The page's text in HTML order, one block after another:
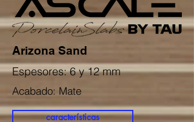
Arizona Sand
Espesores: 6 y 12 mm
Acabado: Mate
características